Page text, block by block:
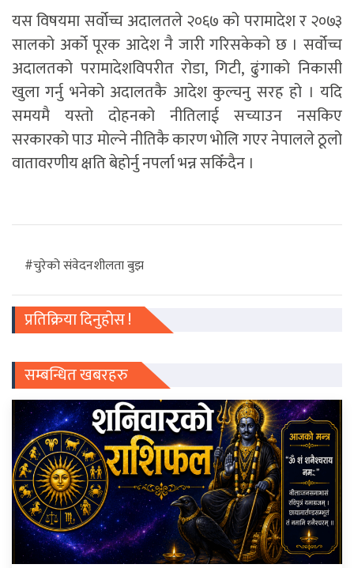
यस विषयमा सर्वोच्च अदालतले २०६७ को परामादेश र २०७३
सालको अर्को पूरक आदेश नै जारी गरिसकेको छ । सर्वोच्च
अदालतको परामादेशविपरीत रोडा, गिटी, ढुंगाको निकासी
खुला गर्नु भनेको अदालतकै आदेश कुल्चनु सरह हो । यदि
समयमै यस्तो दोहनको नीतिलाई सच्याउन नसकिए
सरकारको पाउ मोल्ने नीतिकै कारण भोलि गएर नेपालले ठूलो
वातावरणीय क्षति बेहोर्नु नपर्ला भन्न सकिँदैन ।
#चुरेको संवेदनशीलता बुझ
प्रतिक्रिया दिनुहोस !
सम्बन्धित खबरहरु